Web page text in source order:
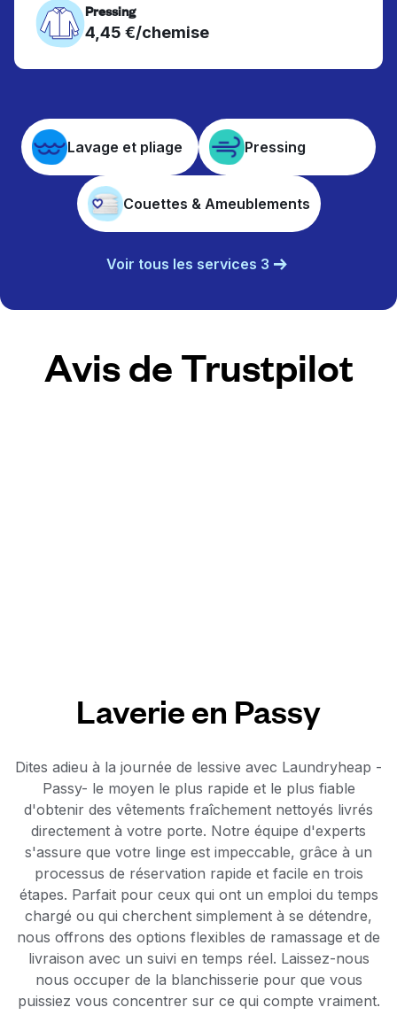
Pressing
4,45 €/chemise
Lavage et pliage Pressing
Couettes & Ameublements
Voir tous les services 3
Avis de Trustpilot
Laverie en Passy
Dites adieu à la journée de lessive avec Laundryheap -
Passy- le moyen le plus rapide et le plus fiable
d'obtenir des vêtements fraîchement nettoyés livrés
directement à votre porte. Notre équipe d'experts
s'assure que votre linge est impeccable, grâce à un
processus de réservation rapide et facile en trois
étapes. Parfait pour ceux qui ont un emploi du temps
chargé ou qui cherchent simplement à se détendre,
nous offrons des options flexibles de ramassage et de
livraison avec un suivi en temps réel. Laissez-nous
nous occuper de la blanchisserie pour que vous
puissiez vous concentrer sur ce qui compte vraiment.